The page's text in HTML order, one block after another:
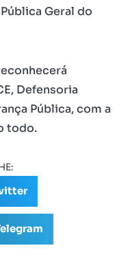
Geral do
Defensoria
Pública, com a
todo.